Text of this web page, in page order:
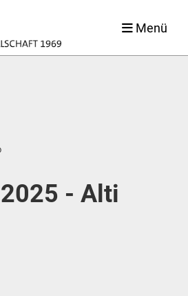
Menü
- Alti